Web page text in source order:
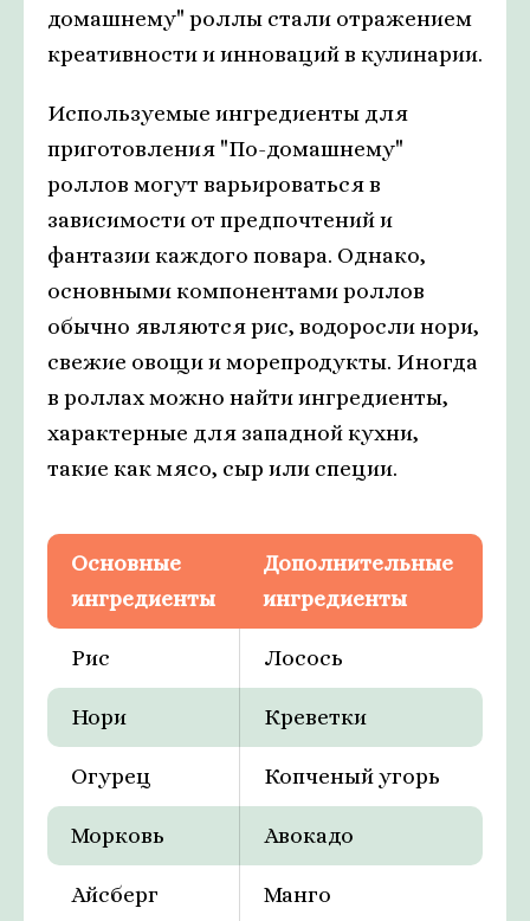
домашнему" роллы стали отражением
креативности и инноваций в кулинарии.
Используемые ингредиенты для
приготовления "По-домашнему"
роллов могут варьироваться в
зависимости от предпочтений и
фантазии каждого повара. Однако,
основными компонентами роллов
обычно являются рис, водоросли нори,
свежие овощи и морепродукты. Иногда
в роллах можно найти ингредиенты,
характерные для западной кухни,
такие как мясо, сыр или специи.
Основные
ингредиенты
Дополнительные
ингредиенты
Рис Лосось
Нори Креветки
Огурец Копченый угорь
Морковь Авокадо
Айсберг Манго